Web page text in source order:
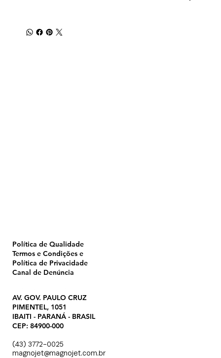
Política de Qualidade
Termos e Condições e
Política de Privacidade
Canal de Denúncia
AV. GOV. PAULO CRUZ
PIMENTEL, 1051
IBAITI - PARANÁ - BRASIL
CEP: 84900-000
(43) 3772-0025
magnojet@magnojet.com.br